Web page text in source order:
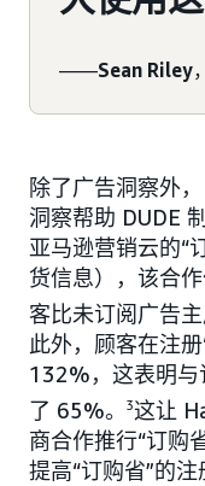
——Sean Riley
除了广告洞察外
洞察帮助 DUDE
亚马逊营销云的“
货信息），该合
客比未订阅广告
此外，顾客在注
132%，这表明与
了 65%。
3这让
商合作推行“订购
提高“订购省”的注